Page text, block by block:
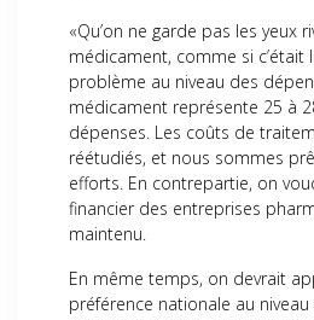
«Qu’on ne garde pas les yeux
médicament, comme si c’était
problème au niveau des
médicament représente 25 à
dépenses. Les coûts de
réétudiés, et nous sommes
efforts. En contrepartie, on
financier des entreprises
maintenu.
En même temps, on devrait
préférence nationale au